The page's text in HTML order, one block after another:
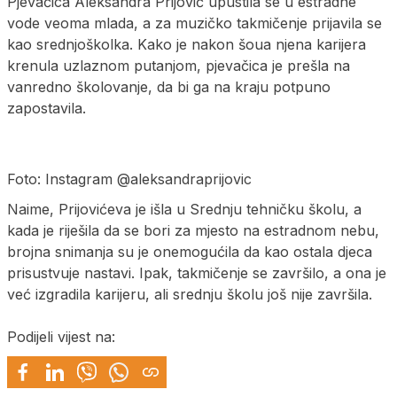
vode veoma mlada, a za muzičko takmičenje prijavila se
kao srednjoškolka. Kako je nakon šoua njena karijera
krenula uzlaznom putanjom, pjevačica je prešla na
vanredno školovanje, da bi ga na kraju potpuno
zapostavila.
Foto: Instagram @aleksandraprijovic
Naime, Prijovićeva je išla u Srednju tehničku školu, a
kada je riješila da se bori za mjesto na estradnom nebu,
brojna snimanja su je onemogućila da kao ostala djeca
prisustvuje nastavi. Ipak, takmičenje se završilo, a ona je
već izgradila karijeru, ali srednju školu još nije završila.
Podijeli vijest na: